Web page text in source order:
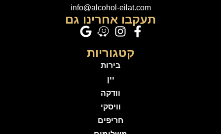
info@alcohol-eilat.com
תעקבו אחרינו גם
קטגוריות
בירות
יין
וודקה
וויסקי
חריפים